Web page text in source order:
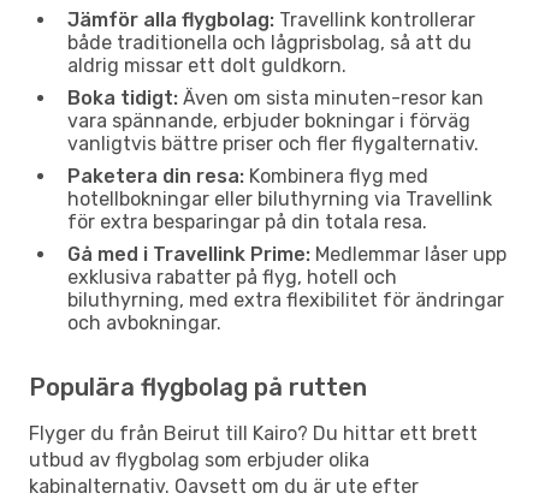
Jämför alla flygbolag: Travellink kontrollerar
både traditionella och lågprisbolag, så att du
aldrig missar ett dolt guldkorn.
Boka tidigt: Även om sista minuten-resor kan
vara spännande, erbjuder bokningar i förväg
vanligtvis bättre priser och fler flygalternativ.
Paketera din resa: Kombinera flyg med
hotellbokningar eller biluthyrning via Travellink
för extra besparingar på din totala resa.
Gå med i Travellink Prime: Medlemmar låser upp
exklusiva rabatter på flyg, hotell och
biluthyrning, med extra flexibilitet för ändringar
och avbokningar.
Populära flygbolag på rutten
Flyger du från Beirut till Kairo? Du hittar ett brett
utbud av flygbolag som erbjuder olika
kabinalternativ. Oavsett om du är ute efter